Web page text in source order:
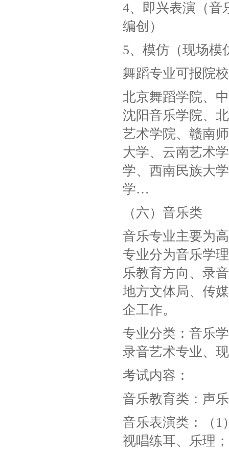
4、即兴表演（音
编创）
5、模仿（现场模
舞蹈专业可报院
北京舞蹈学院、
沈阳音乐学院、
艺术学院、赣南
大学、云南艺术
学、西南民族大
学…
（六）音乐类
音乐专业主要为
专业分为音乐学
乐教育方向、录
地方文体局、传
企工作。
专业分类：音乐
录音艺术专业、
考试内容：
音乐教育类：声
音乐表演类：（1
视唱练耳、乐理；